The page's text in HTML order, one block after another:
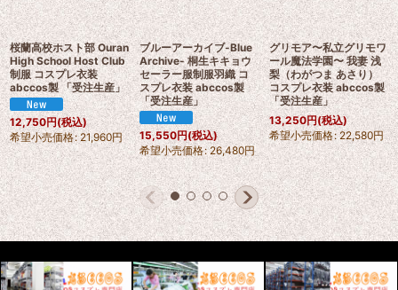
桜蘭高校ホスト部 Ouran
High School Host Club
制服 コスプレ衣装
abccos製 「受注生産」
12,750円(税込)
希望小売価格: 21,960円
ブルーアーカイブ-Blue
Archive- 桐生キキョウ
セーラー服制服羽織 コ
スプレ衣装 abccos製
「受注生産」
15,550円(税込)
希望小売価格: 26,480円
グリモア〜私立グリモワ
ール魔法学園〜 我妻 浅
梨（わがつま あさり）
コスプレ衣装 abccos製
「受注生産」
13,250円(税込)
希望小売価格: 22,580円